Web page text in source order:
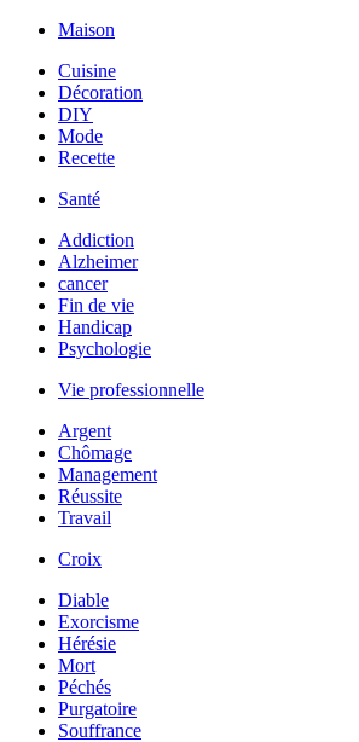
Maison
Cuisine
Décoration
DIY
Mode
Recette
Santé
Addiction
Alzheimer
cancer
Fin de vie
Handicap
Psychologie
Vie professionnelle
Argent
Chômage
Management
Réussite
Travail
Croix
Diable
Exorcisme
Hérésie
Mort
Péchés
Purgatoire
Souffrance